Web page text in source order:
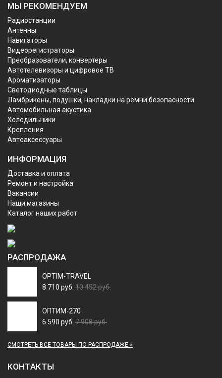
МЫ РЕКОМЕНДУЕМ
Радиостанции
Антенны
Навигаторы
Видеорегистраторы
Преобразователи, конвертеры
Автотелевизоры и цифровое ТВ
Ароматизаторы
Светодиодные таблицы
Ламбрикены, подушки, накладки на ремни безопасности
Автомобильная акустика
Холодильники
Крепления
Автоаксессуары
ИНФОРМАЦИЯ
Доставка и оплата
Ремонт и настройка
Вакансии
Наши магазины
Каталог наших работ
РАСПРОДАЖА
OPTIM-TRAVEL
8 710 руб. 10 452 руб.
ОПТИМ-270
6 590 руб. 7 908 руб.
СМОТРЕТЬ ВСЕ ТОВАРЫ ПО РАСПРОДАЖЕ »
КОНТАКТЫ